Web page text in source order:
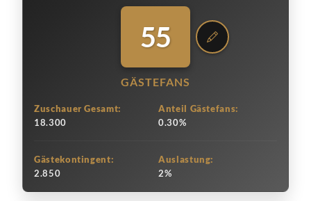
55
GÄSTEFANS
Zuschauer Gesamt:
18.300
Anteil Gästefans:
0.30%
Gästekontingent:
2.850
Auslastung:
2%